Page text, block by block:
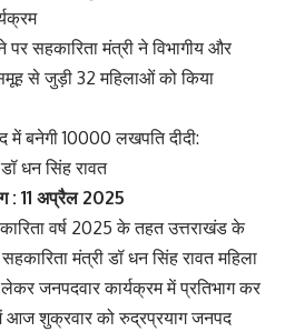
पर सहकारिता मंत्री ने विभागीय और
से जुड़ी 32 महिलाओं को किया
में बनेगी 10000 लखपति दीदी:
धन सिंह रावत
: 11 अप्रैल 2025
वर्ष 2025 के तहत उत्तराखंड के
मंत्री डॉ धन सिंह रावत महिला
जनपदवार कार्यक्रम में प्रतिभाग कर
आज शुक्रवार को रुद्रप्रयाग जनपद